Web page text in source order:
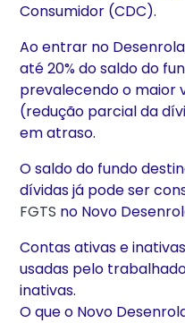
Consumidor (CDC).
Ao entrar no
até 20% do saldo do
prevalecendo o maior
(redução parcial da
em atraso.
O saldo do fundo
dívidas já pode ser
FGTS no Novo
Contas ativas e
usadas pelo
inativas.
O que o Novo